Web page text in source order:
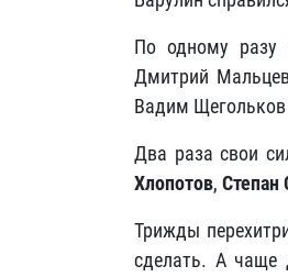
По одному разу
Дмитрий
Вадим Щегольков
Два раза свои
Хлопотов, Степан
Трижды
сделать. А чаще